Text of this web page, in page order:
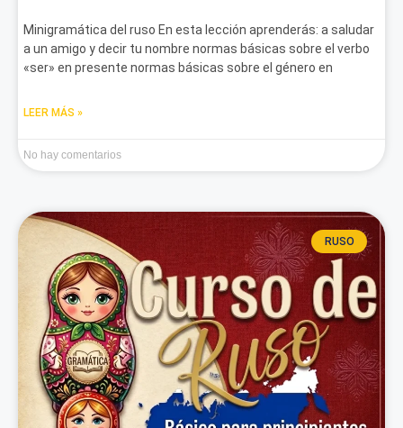
Minigramática del ruso En esta lección aprenderás: a saludar
a un amigo y decir tu nombre normas básicas sobre el verbo
«ser» en presente normas básicas sobre el género en
LEER MÁS »
No hay comentarios
RUSO